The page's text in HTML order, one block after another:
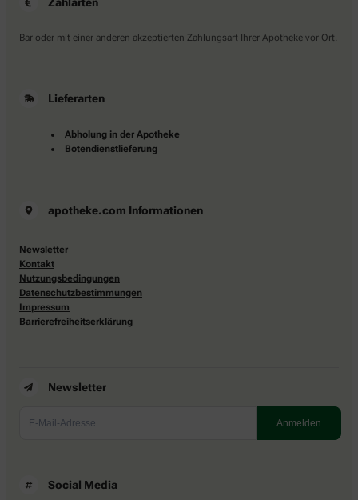
Bar oder mit einer anderen akzeptierten Zahlungsart Ihrer Apotheke vor Ort.
Lieferarten
Abholung in der Apotheke
Botendienstlieferung
apotheke.com Informationen
Newsletter
Kontakt
Nutzungsbedingungen
Datenschutzbestimmungen
Impressum
Barrierefreiheitserklärung
Newsletter
Social Media